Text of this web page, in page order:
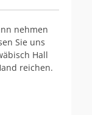
nehmen
Sie uns
Hall
reichen.